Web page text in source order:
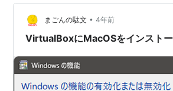
しているエラーだと思われるので おそ
人が極端に少ないのだろう。 対応策と
公開をやめるという手があるようだが
まごんの駄文 • 4年前
VirtualBoxにMacOSをインスト